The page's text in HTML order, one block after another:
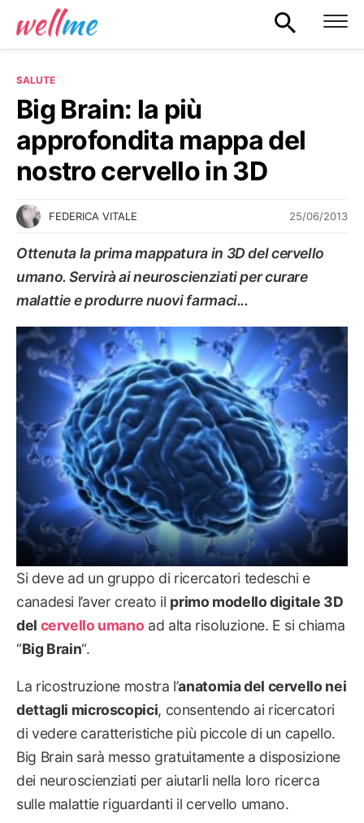
SALUTE
Big Brain: la più
approfondita mappa del
nostro cervello in 3D
FEDERICA VITALE 25/06/2013
Ottenuta la prima mappatura in 3D del cervello
umano. Servirà ai neuroscienziati per curare
malattie e produrre nuovi farmaci...
SALUTE
Si deve ad un gruppo di ricercatori tedeschi e
canadesi l’aver creato il primo modello digitale 3D
del cervello umano ad alta risoluzione. E si chiama
“Big Brain“.
La ricostruzione mostra l’anatomia del cervello nei
dettagli microscopici, consentendo ai ricercatori
di vedere caratteristiche più piccole di un capello.
Big Brain sarà messo gratuitamente a disposizione
dei neuroscienziati per aiutarli nella loro ricerca
sulle malattie riguardanti il cervello umano.